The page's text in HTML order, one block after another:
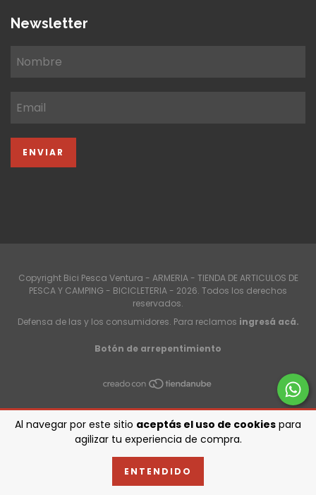
Al navegar por este sitio aceptás el uso de cookies para
agilizar tu experiencia de compra.
ENTENDIDO
Newsletter
Copyright Bici Pesca Ventura - ARMERIA - TIENDA DE ARTICULOS DE
PESCA Y CAMPING - BICICLETERIA - 2026. Todos los derechos
reservados.
Defensa de las y los consumidores. Para reclamos ingresá acá.
Botón de arrepentimiento